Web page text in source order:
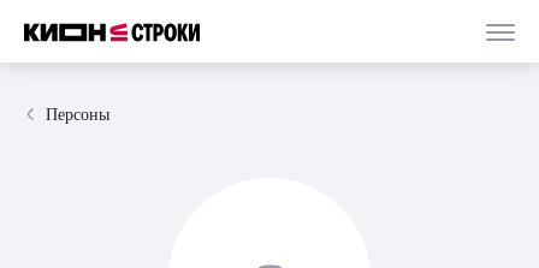
Персоны